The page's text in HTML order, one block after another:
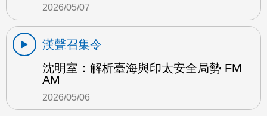
2026/05/07
漢聲召集令
沈明室：解析臺海與印太安全局勢 FM
AM
2026/05/06